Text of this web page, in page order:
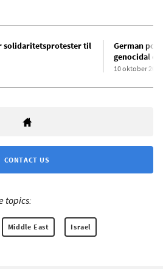
solidaritetsprotester til
German
genocidal
10 oktober 2023
CONTACT US
topics:
Middle East Israel